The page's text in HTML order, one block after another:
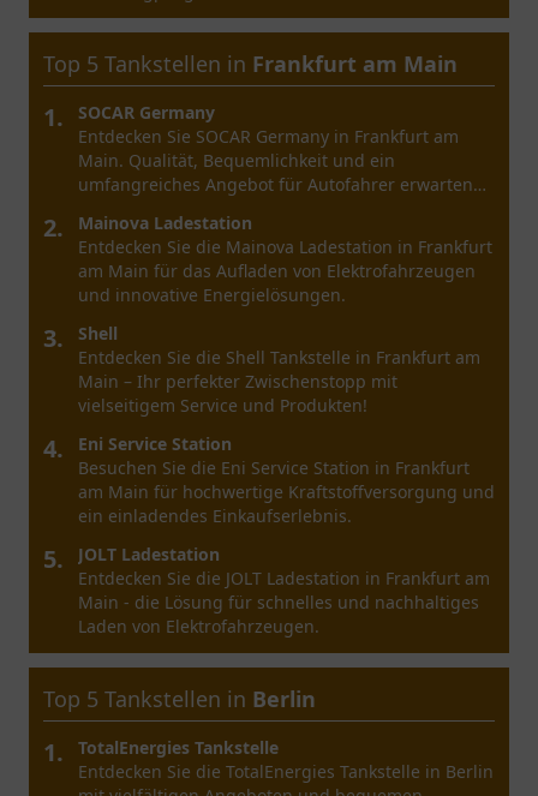
Top 5 Tankstellen in Frankfurt am Main
1.
SOCAR Germany
Entdecken Sie SOCAR Germany in Frankfurt am
Main. Qualität, Bequemlichkeit und ein
umfangreiches Angebot für Autofahrer erwarten
2.
Mainova Ladestation
Entdecken Sie die Mainova Ladestation in Frankfurt
am Main für das Aufladen von Elektrofahrzeugen
und innovative Energielösungen.
3.
Shell
Entdecken Sie die Shell Tankstelle in Frankfurt am
Main – Ihr perfekter Zwischenstopp mit
vielseitigem Service und Produkten!
4.
Eni Service Station
Besuchen Sie die Eni Service Station in Frankfurt
am Main für hochwertige Kraftstoffversorgung und
ein einladendes Einkaufserlebnis.
5.
JOLT Ladestation
Entdecken Sie die JOLT Ladestation in Frankfurt am
Main - die Lösung für schnelles und nachhaltiges
Laden von Elektrofahrzeugen.
Top 5 Tankstellen in Berlin
1.
TotalEnergies Tankstelle
Entdecken Sie die TotalEnergies Tankstelle in Berlin